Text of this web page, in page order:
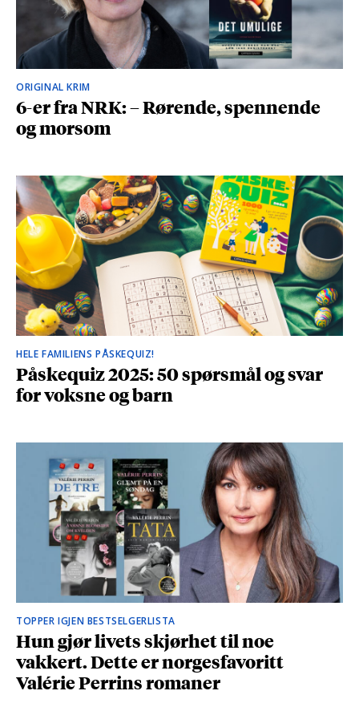
ORIGINAL KRIM
6-er fra NRK: – Rørende, spennende
og morsom
HELE FAMILIENS PÅSKEQUIZ!
Påskequiz 2025: 50 spørsmål og svar
for voksne og barn
TOPPER IGJEN BESTSELGERLISTA
Hun gjør livets skjørhet til noe
vakkert. Dette er norgesfavoritt
Valérie Perrins romaner